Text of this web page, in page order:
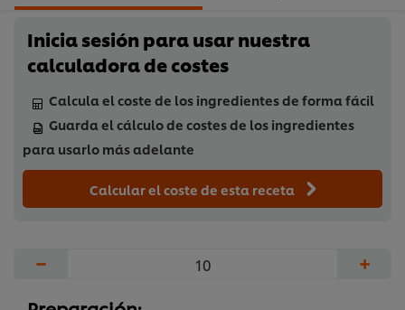
Inicia sesión para usar nuestra
calculadora de costes
Calcula el coste de los ingredientes de forma fácil
Guarda el cálculo de costes de los ingredientes
para usarlo más adelante
Calcular el coste de esta receta
− +